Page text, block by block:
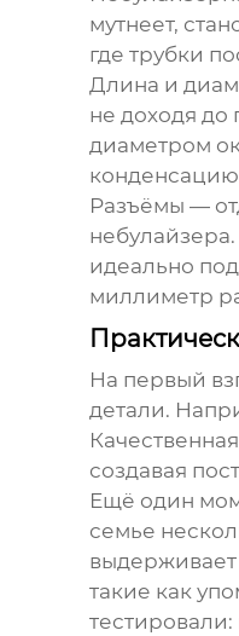
мутнеет,
где трубки
Длина и
не доходя до
диаметром
Разъёмы —
идеально
миллиметр
На первый
детали.
создавая
Ещё один
семье
такие как